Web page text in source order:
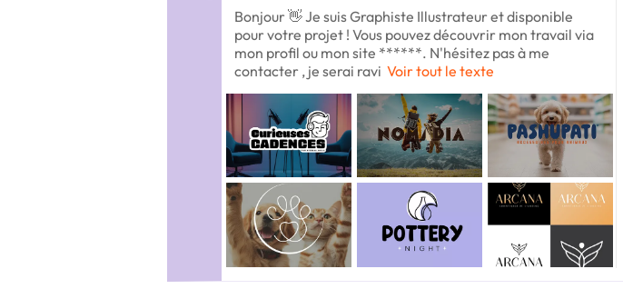
Bonjour 👋 Je suis Graphiste Illustrateur et disponible
pour votre projet ! Vous pouvez découvrir mon travail via
mon profil ou mon site ******. N'hésitez pas à me
contacter , je serai ravi Voir tout le texte